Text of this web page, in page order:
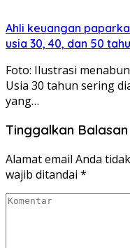
Ahli keuangan
usia 30, 40, dan 50
Foto: Ilustrasi
Usia 30 tahun sering
yang…
Tinggalkan Balasan
Alamat email Anda
wajib ditandai *